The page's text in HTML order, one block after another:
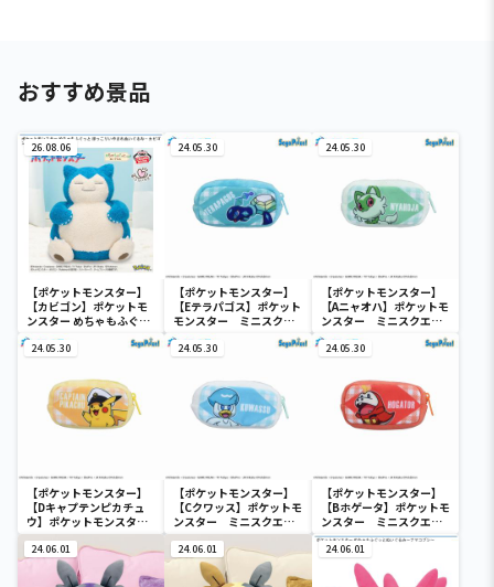
おすすめ景品
26.08.06
【ポケットモンスター】
【カビゴン】ポケットモ
ンスター めちゃもふぐっ
と ほっこりいやされぬい
ぐるみ～カビゴン～
24.05.30
【ポケットモンスター】
【Eテラパゴス】ポケット
モンスター ミニスクエ
アポーチ
24.05.30
【ポケットモンスター】
【Aニャオハ】ポケットモ
ンスター ミニスクエア
ポーチ
24.05.30
【ポケットモンスター】
【Dキャプテンピカチュ
ウ】ポケットモンスタ
ー ミニスクエアポーチ
24.05.30
【ポケットモンスター】
【Cクワッス】ポケットモ
ンスター ミニスクエア
ポーチ
24.05.30
【ポケットモンスター】
【Bホゲータ】ポケットモ
ンスター ミニスクエア
ポーチ
24.06.01 24.06.01 24.06.01